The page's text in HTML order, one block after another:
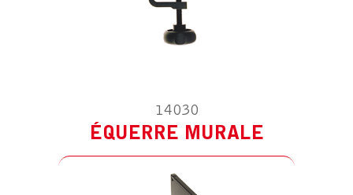
14030
ÉQUERRE MURALE
PIED ROULANT